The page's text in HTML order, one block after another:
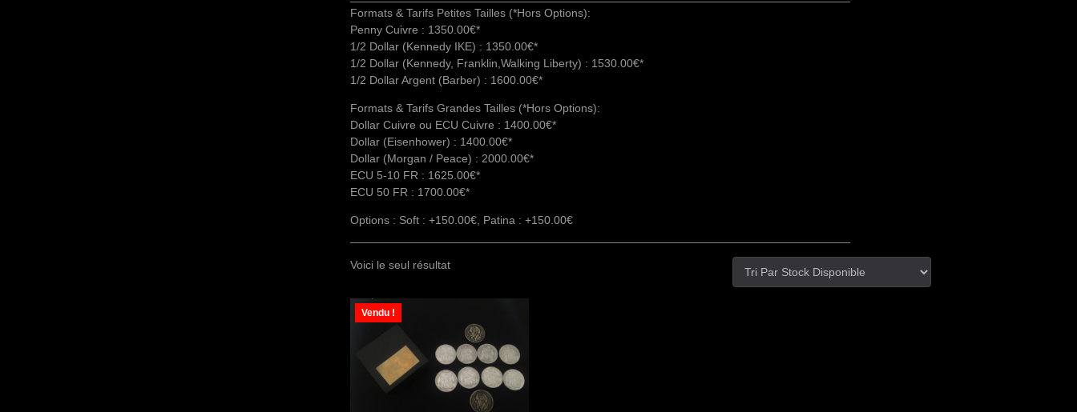
Formats & Tarifs Petites Tailles (*Hors Options):
Penny Cuivre : 1350.00€*
1/2 Dollar (Kennedy IKE) : 1350.00€*
1/2 Dollar (Kennedy, Franklin,Walking Liberty) : 1530.00€*
1/2 Dollar Argent (Barber) : 1600.00€*
Formats & Tarifs Grandes Tailles (*Hors Options):
Dollar Cuivre ou ECU Cuivre : 1400.00€*
Dollar (Eisenhower) : 1400.00€*
Dollar (Morgan / Peace) : 2000.00€*
ECU 5-10 FR : 1625.00€*
ECU 50 FR : 1700.00€*
Options : Soft : +150.00€, Patina : +150.00€
Voici le seul résultat
Vendu !